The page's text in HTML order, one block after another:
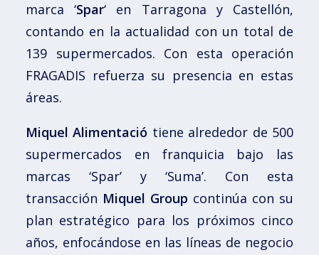
marca ‘Spar‘ en Tarragona y Castellón,
contando en la actualidad con un total de
139 supermercados. Con esta operación
FRAGADIS refuerza su presencia en estas
áreas.
Miquel Alimentació tiene alrededor de 500
supermercados en franquicia bajo las
marcas ‘Spar’ y ‘Suma’. Con esta
transacción Miquel Group continúa con su
plan estratégico para los próximos cinco
años, enfocándose en las líneas de negocio